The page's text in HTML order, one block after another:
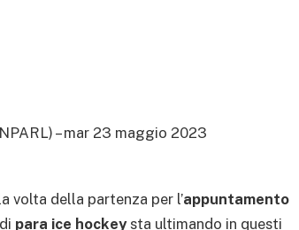
– mar 23 maggio 2023
volta della partenza per l’appuntamento
di para ice hockeysta ultimando in questi